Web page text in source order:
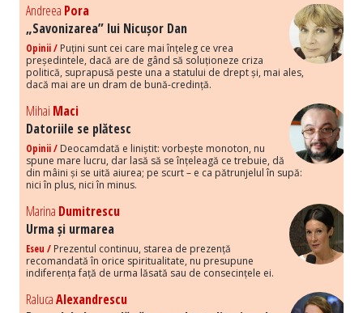
Andreea Pora
„Savonizarea” lui Nicușor Dan
Opinii / Puțini sunt cei care mai înțeleg ce vrea
președintele, dacă are de gând să soluționeze criza
politică, suprapusă peste una a statului de drept și, mai ales,
dacă mai are un dram de bună-credință.
Mihai Maci
Datoriile se plătesc
Opinii / Deocamdată e liniștit: vorbește monoton, nu
spune mare lucru, dar lasă să se înțeleagă ce trebuie, dă
din mâini și se uită aiurea; pe scurt – e ca pătrunjelul în supă:
nici în plus, nici în minus.
Marina Dumitrescu
Urma și urmarea
Eseu / Prezentul continuu, starea de prezență
recomandată în orice spiritualitate, nu presupune
indiferența față de urma lăsată sau de consecințele ei.
RalucaAlexandrescu